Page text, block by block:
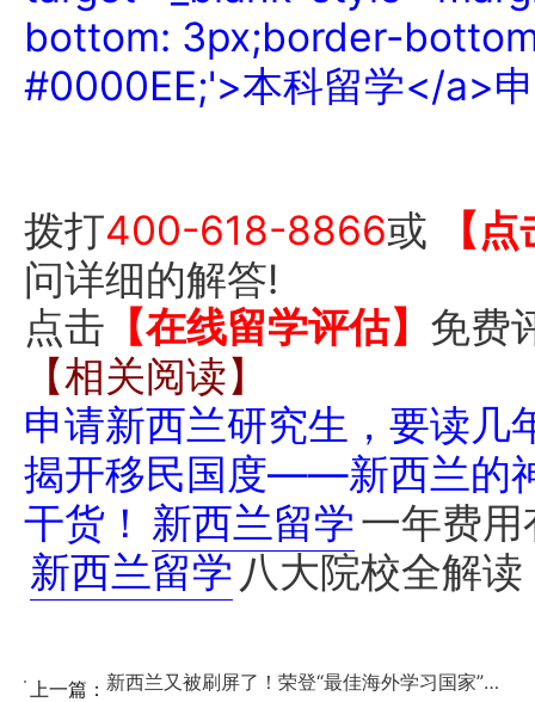
拨打400-618-8866或
【
问详细的解答!
点击 【在线留学评估】 免费
【相关阅读】
申请新西兰研究生，要读几
揭开移民国度——新西兰的
干货！ 新西兰留学一年费
新西兰留学 八大院校全解读
上一篇： 新西兰又被刷屏了！荣登“最佳海外学习国家”榜首！ ...